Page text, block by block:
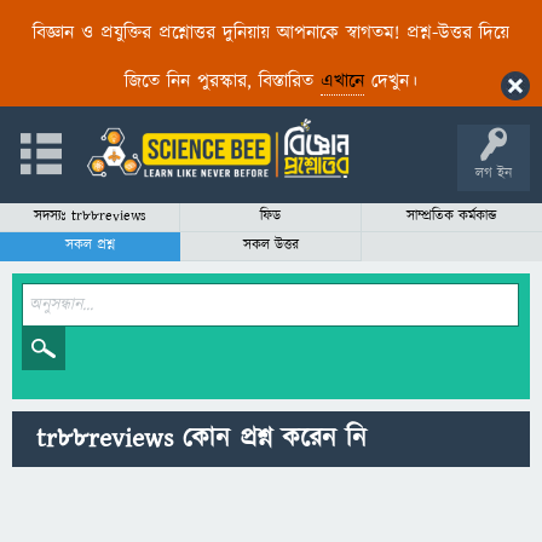
বিজ্ঞান ও প্রযুক্তির প্রশ্নোত্তর দুনিয়ায় আপনাকে স্বাগতম! প্রশ্ন-উত্তর দিয়ে
জিতে নিন পুরস্কার, বিস্তারিত এখানেদেখুন।
লগ ইন
সদস্যঃ tr88reviews ফিড
সাম্প্রতিক কর্মকান্ড
সকল প্রশ্ন
সকল উত্তর
tr88reviews কোন প্রশ্ন করেন নি